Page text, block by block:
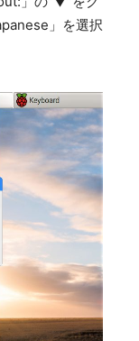
」を選択